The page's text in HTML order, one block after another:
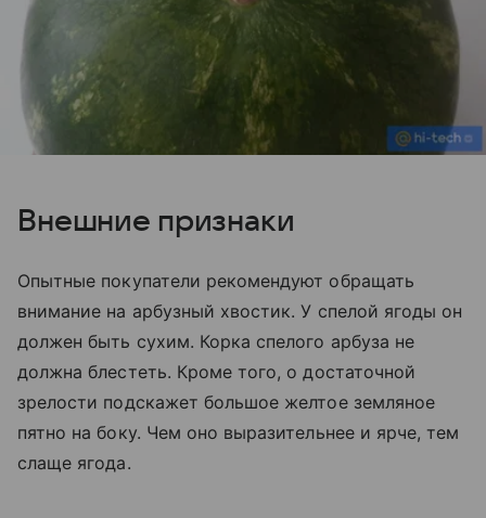
Внешние признаки
Опытные покупатели рекомендуют обращать
внимание на арбузный хвостик. У спелой ягоды он
должен быть сухим. Корка спелого арбуза не
должна блестеть. Кроме того, о достаточной
зрелости подскажет большое желтое земляное
пятно на боку. Чем оно выразительнее и ярче, тем
слаще ягода.